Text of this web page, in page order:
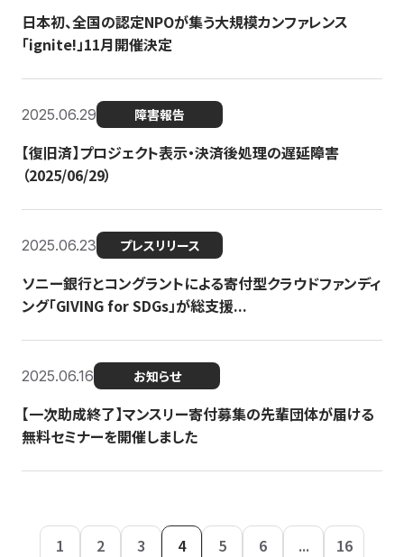
日本初、全国の認定NPOが集う大規模カンファレンス
「ignite!」11月開催決定
2025.06.29 障害報告
【復旧済】プロジェクト表示・決済後処理の遅延障害
（2025/06/29）
2025.06.23 プレスリリース
ソニー銀行とコングラントによる寄付型クラウドファンディ
ング「GIVING for SDGs」が総支援...
2025.06.16 お知らせ
【一次助成終了】マンスリー寄付募集の先輩団体が届ける
無料セミナーを開催しました
1 2 3 4 5 6 ... 16